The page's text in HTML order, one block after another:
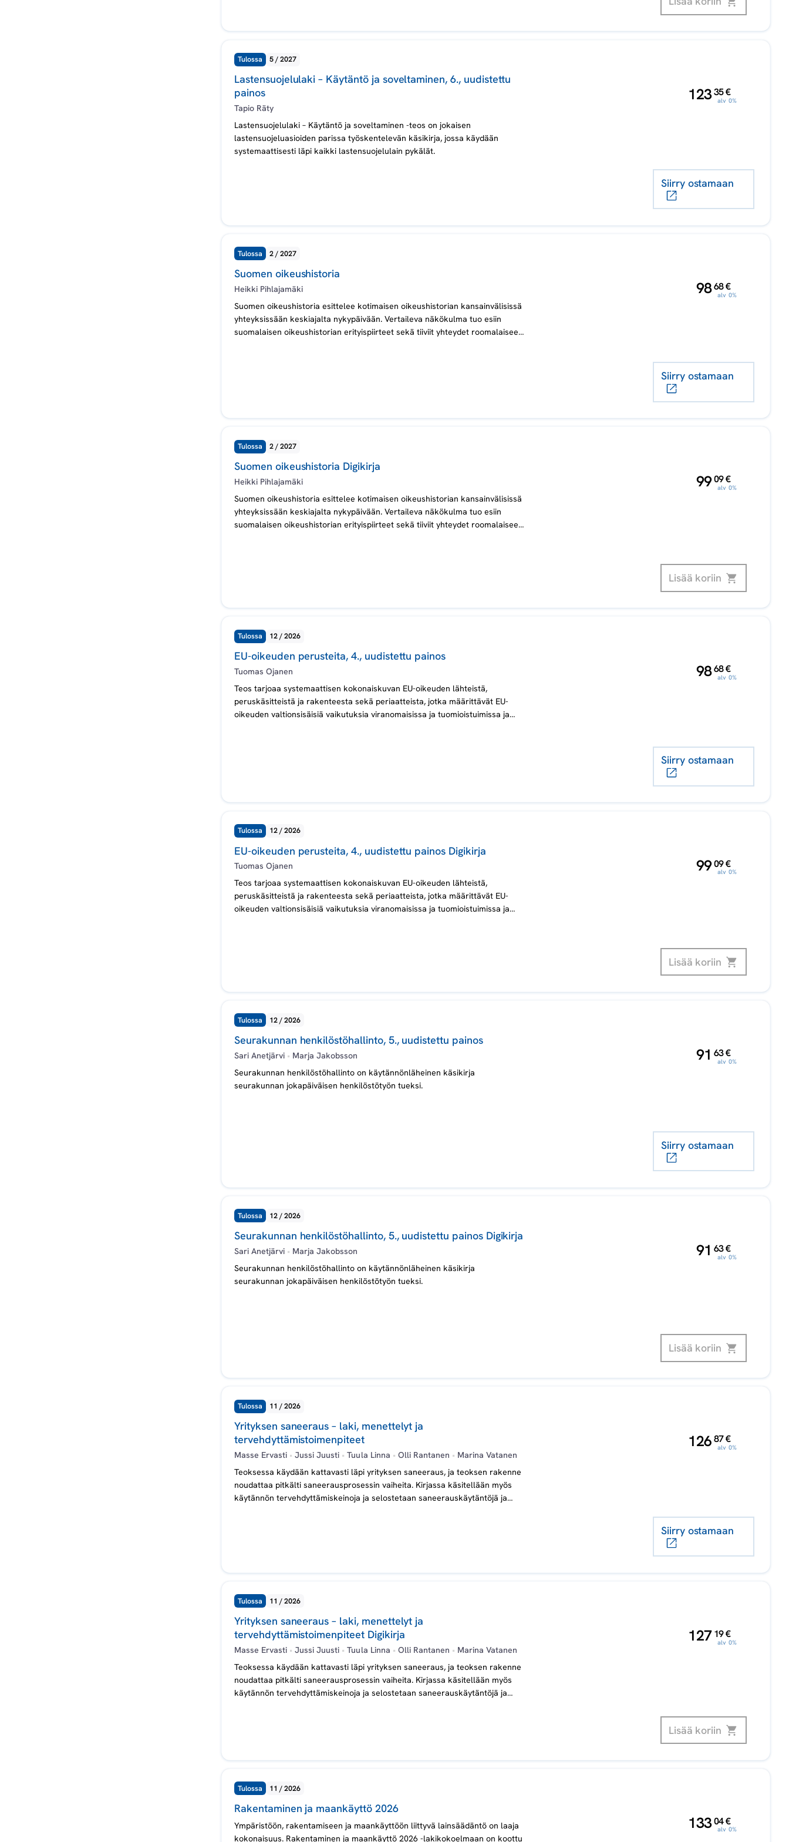
Tulossa 5 / 2027
Lastensuojelulaki – Käytäntö ja soveltaminen, 6., uudistettu
painos
Tapio Räty
Lastensuojelulaki – Käytäntö ja soveltaminen -teos on jokaisen
lastensuojeluasioiden parissa työskentelevän käsikirja, jossa käydään
systemaattisesti läpi kaikki lastensuojelulain pykälät.
123,35€
alv 0%
Siirry ostamaan
Tulossa 2 / 2027
Suomen oikeushistoria
Heikki Pihlajamäki
Suomen oikeushistoria esittelee kotimaisen oikeushistorian kansainvälisissä
yhteyksissään keskiajalta nykypäivään. Vertaileva näkökulma tuo esiin
suomalaisen oikeushistorian erityispiirteet sekä tiiviit yhteydet roomalaiseen,
98,68€
alv 0%
Siirry ostamaan
Tulossa 2 / 2027
Suomen oikeushistoria Digikirja
Heikki Pihlajamäki
Suomen oikeushistoria esittelee kotimaisen oikeushistorian kansainvälisissä
yhteyksissään keskiajalta nykypäivään. Vertaileva näkökulma tuo esiin
suomalaisen oikeushistorian erityispiirteet sekä tiiviit yhteydet roomalaiseen,
99,09€
alv 0%
Lisää koriin
Tulossa 12 / 2026
EU-oikeuden perusteita, 4., uudistettu painos
Tuomas Ojanen
Teos tarjoaa systemaattisen kokonaiskuvan EU-oikeuden lähteistä,
peruskäsitteistä ja rakenteesta sekä periaatteista, jotka määrittävät EU-
oikeuden valtionsisäisiä vaikutuksia viranomaisissa ja tuomioistuimissa ja
98,68€
alv 0%
Siirry ostamaan
Tulossa 12 / 2026
EU-oikeuden perusteita, 4., uudistettu painos Digikirja
Tuomas Ojanen
Teos tarjoaa systemaattisen kokonaiskuvan EU-oikeuden lähteistä,
peruskäsitteistä ja rakenteesta sekä periaatteista, jotka määrittävät EU-
oikeuden valtionsisäisiä vaikutuksia viranomaisissa ja tuomioistuimissa ja
99,09€
alv 0%
Lisää koriin
Tulossa 12 / 2026
Seurakunnan henkilöstöhallinto, 5., uudistettu painos
Sari Anetjärvi • Marja Jakobsson
Seurakunnan henkilöstöhallinto on käytännönläheinen käsikirja
seurakunnan jokapäiväisen henkilöstötyön tueksi.
91 ,63€
alv 0%
Siirry ostamaan
Tulossa 12 / 2026
Seurakunnan henkilöstöhallinto, 5., uudistettu painos Digikirja
Sari Anetjärvi • Marja Jakobsson
Seurakunnan henkilöstöhallinto on käytännönläheinen käsikirja
seurakunnan jokapäiväisen henkilöstötyön tueksi.
91 ,63€
alv 0%
Lisää koriin
Tulossa 11 / 2026
Yrityksen saneeraus – laki, menettelyt ja
tervehdyttämistoimenpiteet
Masse Ervasti • Jussi Juusti • Tuula Linna • Olli Rantanen • Marina Vatanen
Teoksessa käydään kattavasti läpi yrityksen saneeraus, ja teoksen rakenne
noudattaa pitkälti saneerausprosessin vaiheita. Kirjassa käsitellään myös
käytännön tervehdyttämiskeinoja ja selostetaan saneerauskäytäntöjä ja
126,87€
alv 0%
Siirry ostamaan
Tulossa 11 / 2026
Yrityksen saneeraus – laki, menettelyt ja
tervehdyttämistoimenpiteet Digikirja
Masse Ervasti • Jussi Juusti • Tuula Linna • Olli Rantanen • Marina Vatanen
Teoksessa käydään kattavasti läpi yrityksen saneeraus, ja teoksen rakenne
noudattaa pitkälti saneerausprosessin vaiheita. Kirjassa käsitellään myös
käytännön tervehdyttämiskeinoja ja selostetaan saneerauskäytäntöjä ja
127,19€
alv 0%
Lisää koriin
Tulossa 11 / 2026
Rakentaminen ja maankäyttö 2026
Ympäristöön, rakentamiseen ja maankäyttöön liittyvä lainsäädäntö on laaja
kokonaisuus. Rakentaminen ja maankäyttö 2026 -lakikokoelmaan on koottu
133,04€
alv 0%